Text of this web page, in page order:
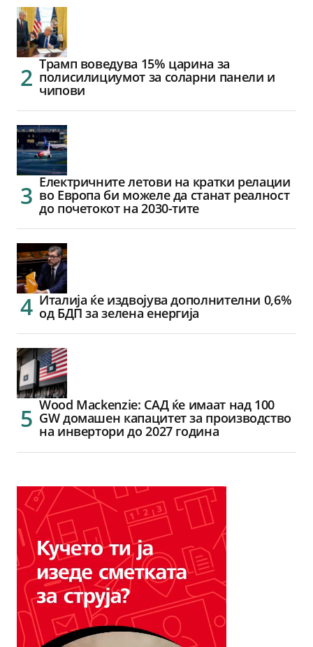
Трамп воведува 15% царина за
полисилициумот за соларни панели и
чипови
Електричните летови на кратки релации
во Европа би можеле да станат реалност
до почетокот на 2030-тите
Италија ќе издвојува дополнителни 0,6%
од БДП за зелена енергија
Wood Mackenzie: САД ќе имаат над 100
GW домашен капацитет за производство
на инвертори до 2027 година